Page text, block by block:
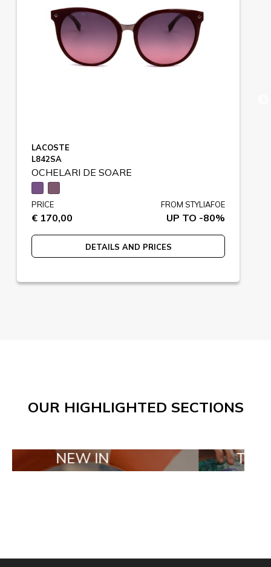
LACOSTE
L842SA
OCHELARI DE SOARE
PRICE
€ 170,00
FROM STYLIAFOE
UP TO -80%
DETAILS AND PRICES
OUR HIGHLIGHTED SECTIONS
IN TAILOR MADE